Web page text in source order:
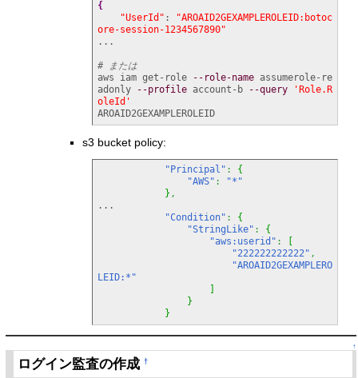
{
"UserId" :
"AROAID2GEXAMPLEROLEID:botoc
ore-session-1234567890"
...
# または
aws iam get-role
--role-name assumerole-re
adonly
--profile account-b --query
'Role.R
oleId'
AROAID2GEXAMPLEROLEID
s3 bucket policy:
"Principal" :
{
"AWS" :
"*"
} ,
...
"Condition" :
{
"StringLike" :
{
"aws:userid" :
"222222222222" ,
"AROAID2GEXAMPLERO
LEID:*"
}
}
↑
ログイン監査の作成†